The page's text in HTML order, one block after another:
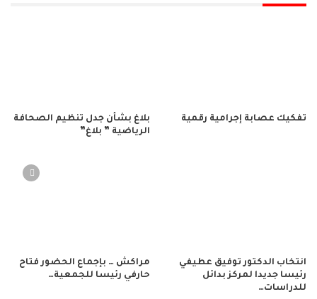
تفكيك عصابة إجرامية رقمية
بلاغ بشأن جدل تنظيم الصحافة
الرياضية ” بلاغ”
انتخاب الدكتور توفيق عطيفي
رئيسا جديدا لمركز بدائل
للدراسات…
مراكش … بإجماع الحضور فتاح
حارفي رئيسا للجمعية…